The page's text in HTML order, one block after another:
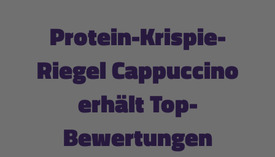
Protein-Krispie-
Riegel Cappuccino
erhält Top-
Bewertungen